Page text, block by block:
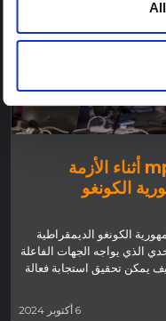
اتخاذ إجراءات عاجلة بشأن mpox أثناء الأزمة
الكونغو
الكونغو الديمقراطية
الذي يواجه الجهات الفاعلة
يمكن تحقيق استجابة فعالة
6 أكتوبر 2024